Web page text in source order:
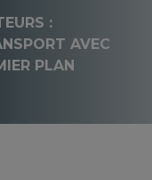
:
AVEC
PLAN